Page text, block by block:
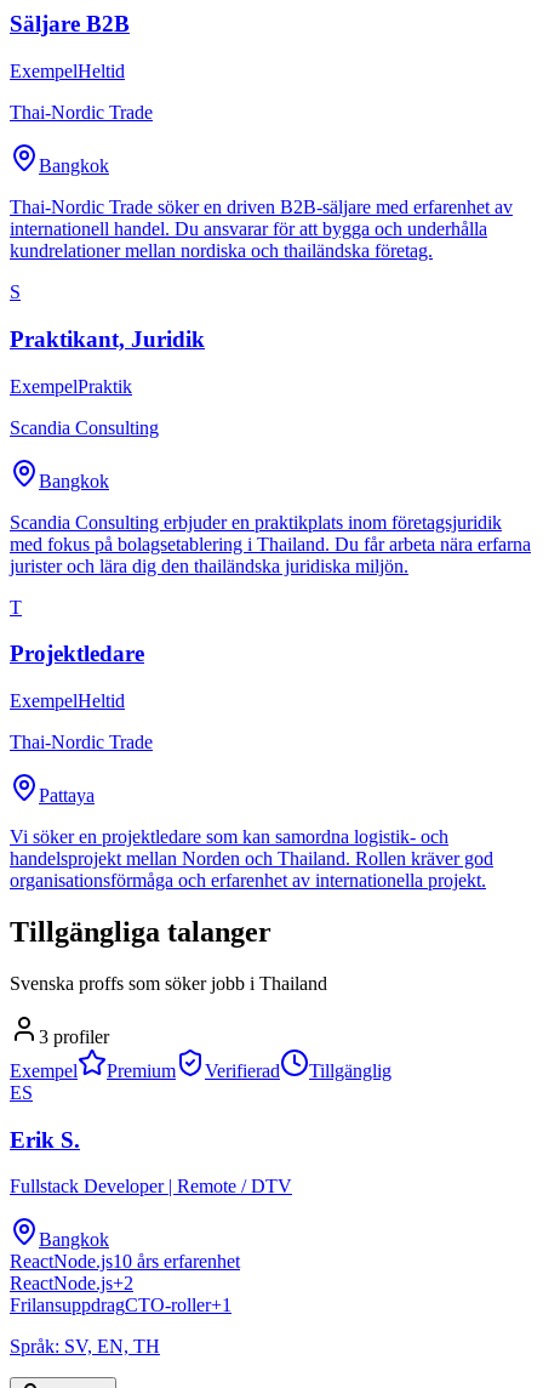
Säljare B2B
ExempelHeltid
Thai-Nordic Trade
Bangkok
Thai-Nordic Trade söker en driven B2B-säljare med erfarenhet av
internationell handel. Du ansvarar för att bygga och underhålla
kundrelationer mellan nordiska och thailändska företag.
S
Praktikant, Juridik
ExempelPraktik
Scandia Consulting
Bangkok
Scandia Consulting erbjuder en praktikplats inom företagsjuridik
med fokus på bolagsetablering i Thailand. Du får arbeta nära erfarna
jurister och lära dig den thailändska juridiska miljön.
T
Projektledare
ExempelHeltid
Thai-Nordic Trade
Pattaya
Vi söker en projektledare som kan samordna logistik- och
handelsprojekt mellan Norden och Thailand. Rollen kräver god
organisationsförmåga och erfarenhet av internationella projekt.
Tillgängliga talanger
Svenska proffs som söker jobb i Thailand
3 profiler
Exempel
Premium Verifierad
Tillgänglig
ES
Erik S.
Fullstack Developer| Remote / DTV
Bangkok
ReactNode.js10 års erfarenhet
ReactNode.js+2
FrilansuppdragCTO-roller+1
Språk: SV, EN, TH